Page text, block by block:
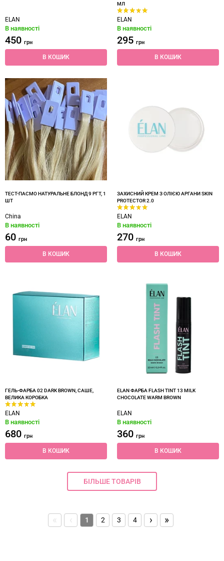
ELAN
В наявності
450 грн
В КОШИК
МЛ
ELAN
В наявності
295 грн
В КОШИК
ТЕСТ-ПАСМО НАТУРАЛЬНЕ БЛОНД 9 РГТ, 1
ШТ
China
В наявності
60 грн
В КОШИК
ЗАХИСНИЙ КРЕМ З ОЛІЄЮ АРГАНИ SKIN
PROTECTOR 2.0
ELAN
В наявності
270 грн
В КОШИК
ГЕЛЬ-ФАРБА 02 DARK BROWN, САШЕ,
ВЕЛИКА КОРОБКА
ELAN
В наявності
680 грн
В КОШИК
ELAN ФАРБА FLASH TINT 13 MILK
CHOCOLATE WARM BROWN
ELAN
В наявності
360 грн
В КОШИК
БІЛЬШЕ ТОВАРІВ
« ‹ 1 2 3 4 › »